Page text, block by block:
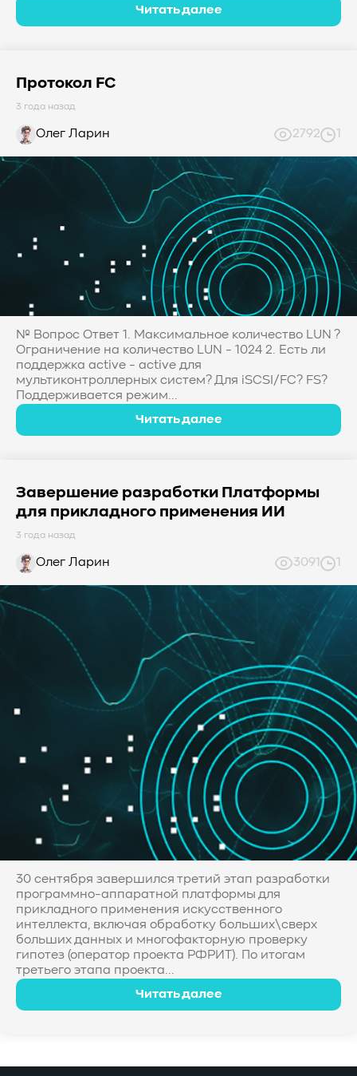
Читать далее
Протокол FC
3 года назад
Олег Ларин 2792 1
№ Вопрос Ответ 1. Максимальное количество LUN ?
Ограничение на количество LUN - 1024 2. Есть ли
поддержка active - active для
мультиконтроллерных систем? Для iSCSI/FC? FS?
Поддерживается режим...
Читать далее
Завершение разработки Платформы
для прикладного применения ИИ
3 года назад
Олег Ларин 3091 1
30 сентября завершился третий этап разработки
программно-аппаратной платформы для
прикладного применения искусственного
интеллекта, включая обработку больших\сверх
больших данных и многофакторную проверку
гипотез (оператор проекта РФРИТ). По итогам
третьего этапа проекта...
Читать далее